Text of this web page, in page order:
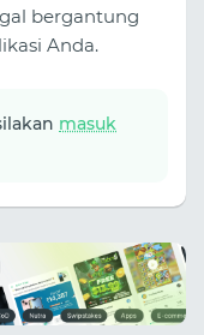
bergantung
Anda.
masuk